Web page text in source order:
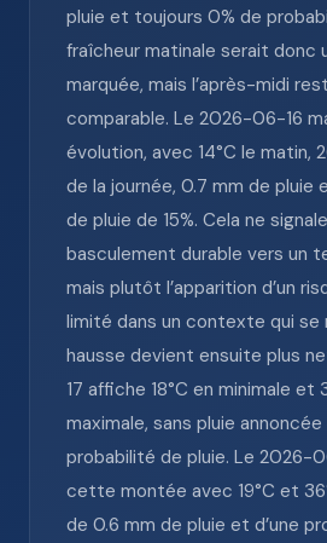
pluie et toujours 0% de
fraîcheur matinale serait donc
marquée, mais l’après-midi
comparable. Le 2026-06-16
évolution, avec 14°C le matin,
de la journée, 0.7 mm de pluie
de pluie de 15%. Cela ne
basculement durable vers un
mais plutôt l’apparition d’un
limité dans un contexte qui se
hausse devient ensuite plus
17 affiche 18°C en minimale et
maximale, sans pluie
probabilité de pluie. Le 2026-
cette montée avec 19°C et
de 0.6 mm de pluie et d’une